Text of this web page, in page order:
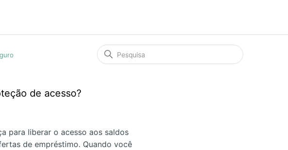
de acesso?
para liberar o acesso aos saldos
de empréstimo. Quando você